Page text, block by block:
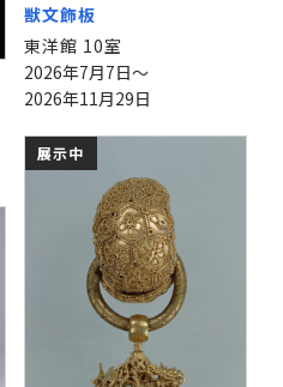
獣文飾板
東洋館 10室
2026年7月7日～
2026年11月29日
展示中